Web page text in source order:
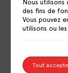
Nous utilisons
des fins de
Vous pouvez
utilisons ou
Tout